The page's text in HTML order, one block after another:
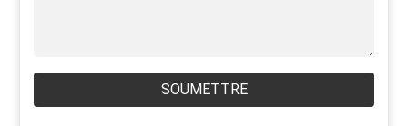
SOUMETTRE